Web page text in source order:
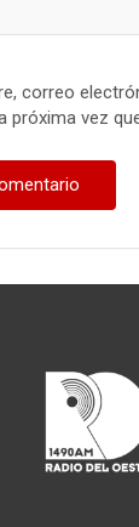
correo
próxima vez